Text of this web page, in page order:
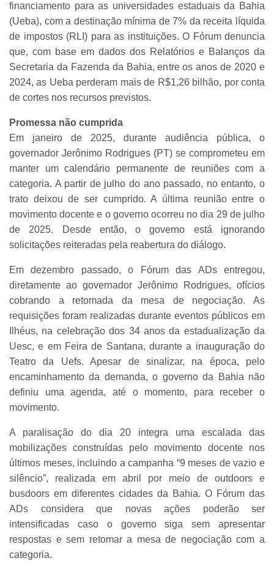
financiamento para as universidades estaduais da Bahia
(Ueba), com a destinação mínima de 7% da receita líquida
de impostos (RLI) para as instituições. O Fórum denuncia
que, com base em dados dos Relatórios e Balanços da
Secretaria da Fazenda da Bahia, entre os anos de 2020 e
2024, as Ueba perderam mais de R$1,26 bilhão, por conta
de cortes nos recursos previstos.
Promessa não cumprida
Em janeiro de 2025, durante audiência pública, o
governador Jerônimo Rodrigues (PT) se comprometeu em
manter um calendário permanente de reuniões com a
categoria. A partir de julho do ano passado, no entanto, o
trato deixou de ser cumprido. A última reunião entre o
movimento docente e o governo ocorreu no dia 29 de julho
de 2025. Desde então, o governo está ignorando
solicitações reiteradas pela reabertura do diálogo.
Em dezembro passado, o Fórum das ADs entregou,
diretamente ao governador Jerônimo Rodrigues, ofícios
cobrando a retomada da mesa de negociação. As
requisições foram realizadas durante eventos públicos em
Ilhéus, na celebração dos 34 anos da estadualização da
Uesc, e em Feira de Santana, durante a inauguração do
Teatro da Uefs. Apesar de sinalizar, na época, pelo
encaminhamento da demanda, o governo da Bahia não
definiu uma agenda, até o momento, para receber o
movimento.
A paralisação do dia 20 integra uma escalada das
mobilizações construídas pelo movimento docente nos
últimos meses, incluindo a campanha “9 meses de vazio e
silêncio”, realizada em abril por meio de outdoors e
busdoors em diferentes cidades da Bahia. O Fórum das
ADs considera que novas ações poderão ser
intensificadas caso o governo siga sem apresentar
respostas e sem retomar a mesa de negociação com a
categoria.